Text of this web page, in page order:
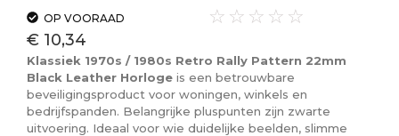
OP VOORAAD ☆ ☆ ☆ ☆ ☆
€ 10,34
Klassiek 1970s / 1980s Retro Rally Pattern 22mm
Black Leather Horloge is een betrouwbare
beveiligingsproduct voor woningen, winkels en
bedrijfspanden. Belangrijke pluspunten zijn zwarte
uitvoering. Ideaal voor wie duidelijke beelden, slimme